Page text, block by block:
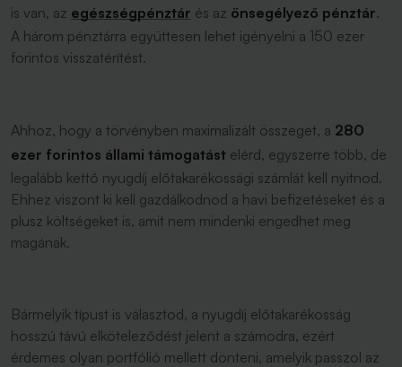
is van, az egészségpénztár és az önsegélyező pénztár.
A három pénztárra együttesen lehet igényelni a 150 ezer
forintos visszatérítést.
Ahhoz, hogy a törvényben maximalizált összeget, a 280
ezer forintos állami támogatást elérd, egyszerre több, de
legalább kettő nyugdíj előtakarékossági számlát kell nyitnod.
Ehhez viszont ki kell gazdálkodnod a havi befizetéseket és a
plusz költségeket is, amit nem mindenki engedhet meg
magának.
Bármelyik típust is választod, a nyugdíj előtakarékosság
hosszú távú elköteleződést jelent a számodra, ezért
érdemes olyan portfólió mellett dönteni, amelyik passzol az